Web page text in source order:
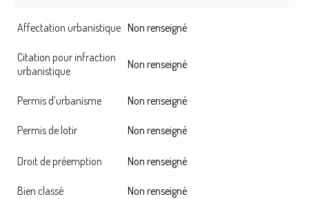
Affectation urbanistique Non renseigné
Citation pour infraction
urbanistique
Non renseigné
Permis d’urbanisme Non renseigné
Permis de lotir Non renseigné
Droit de préemption Non renseigné
Bien classé Non renseigné